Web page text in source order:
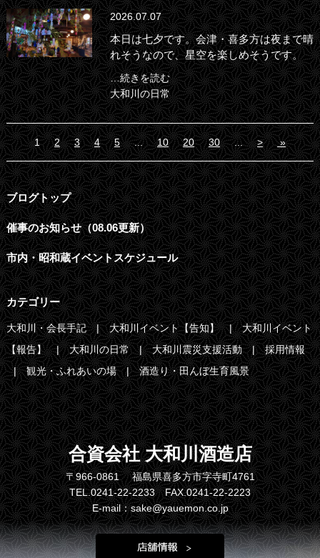
2026.07.07
本日は七夕です。会津・喜多方は夜まで晴
れそうなので、星空を楽しめそうです。
…続きを読む
大和川の日常
1 2 3 4 5 ... 10 20 30 ... > »
ブログトップ
催事のお知らせ（08.06更新）
市内・昭和蔵イベントスケジュール
カテゴリー
大和川・会長手記 大和川イベント【告知】
大和川イベント
【報告】
大和川の日常 大和川震災支援活動
採用情報
観光・ふれあいの場
酒造り・田んぼ生育風景
合資会社 大和川酒造店
〒966-0861 福島県喜多方市字寺町4761
TEL.0241-22-2233 FAX.0241-22-2223
E-mail：sake@yauemon.co.jp